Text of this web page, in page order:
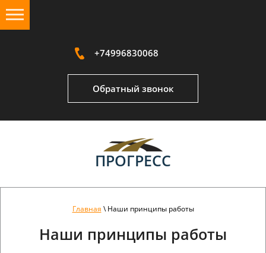
+74996830068
Обратный звонок
ПРОГРЕСС
Главная \ Наши принципы работы
Наши принципы работы